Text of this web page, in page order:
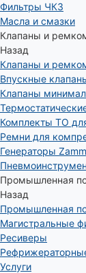
Фильтры ЧКЗ
Масла и смазки
Клапаны и
Назад
Клапаны и
Впускные
Клапаны
Комплекты ТО
Ремни для
Генераторы
Промышленная
Назад
Промышленная
Магистральные
Ресиверы
Услуги